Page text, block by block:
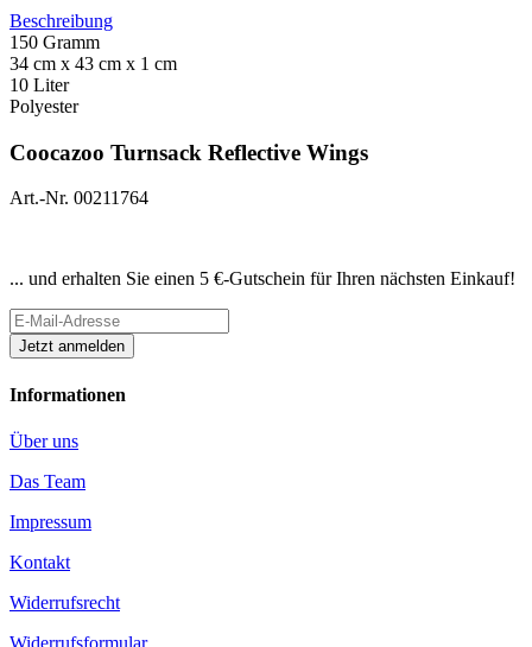
Beschreibung
150 Gramm
34 cm x 43 cm x 1 cm
10 Liter
Polyester
Coocazoo Turnsack Reflective Wings
Art.-Nr. 00211764
... und erhalten Sie einen 5 €-Gutschein für Ihren nächsten Einkauf!
Informationen
Über uns
Das Team
Impressum
Kontakt
Widerrufsrecht
Widerrufsformular